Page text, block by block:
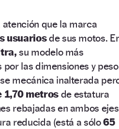
atención que la marca
usuariosde sus motos.
su modelo más
las dimensiones y
mecánica inalterada
1,70 metrosde estatura
rebajadas en ambos
reducida (está a sólo65